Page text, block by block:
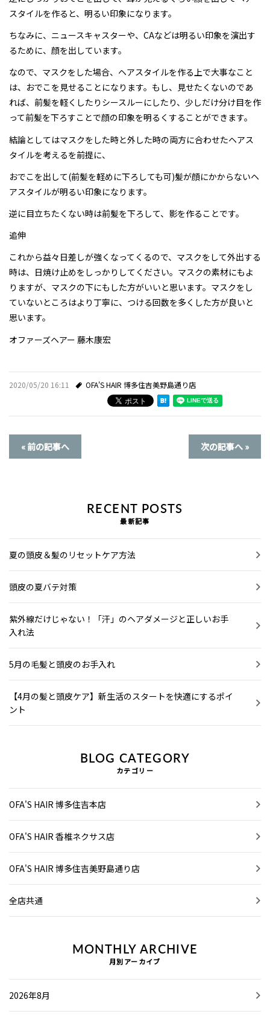
スタイルを作ると、明るい印象になります。
ちなみに、ニュースキャスターや、CAなどは明るい印象を演出す
るために、顔を出しています。
なので、マスクをした場合、ヘアスタイルを作る上で大事なこと
は、おでこを見せることになります。もし、見せたくないのであ
れば、前髪を軽くしたりシースルーにしたり、少しだけ分け目を作
って前髪を下ろすことで顔の印象を明るくすることができます。
結論としてはマスクをした時と外した時の両方に合わせたヘアス
タイルを考えるを前提に、
おでこを出して(前髪を軽めに下ろしても可)髪が顔にかからないヘ
アスタイルが明るい印象になります。
逆に目立ちたくない時は前髪を下ろして、影を作ることです。
追伸
これから益々日差しが強くなってくるので、マスクをして外出する
時は、日焼け止めをしっかりしてください。マスクの素材にもよ
りますが、マスクの下にもした方がいいと思います。マスクをし
ていないところはより丁寧に、つける回数を多くした方が良いと
思います。
オファーズヘアー 藤木康宏
2020/05/20 16:11 OFA'S HAIR 博多住吉美野島通り店
« 前の記事へ 次の記事へ »
RECENT POSTS
最新記事
夏の頭皮＆髪のリセットケア方法
頭皮の夏バテ対策
紫外線だけじゃない！「汗」のヘアダメージと正しいお手
入れ法
5月の毛髪と頭皮のお手入れ
【4月の髪と頭皮ケア】新生活のスタートを快適にするポイ
ント
BLOG CATEGORY
カテゴリー
OFA'S HAIR 博多住吉本店
OFA'S HAIR 香椎ネクサス店
OFA'S HAIR 博多住吉美野島通り店
全店共通
MONTHLY ARCHIVE
月別アーカイブ
2026年8月